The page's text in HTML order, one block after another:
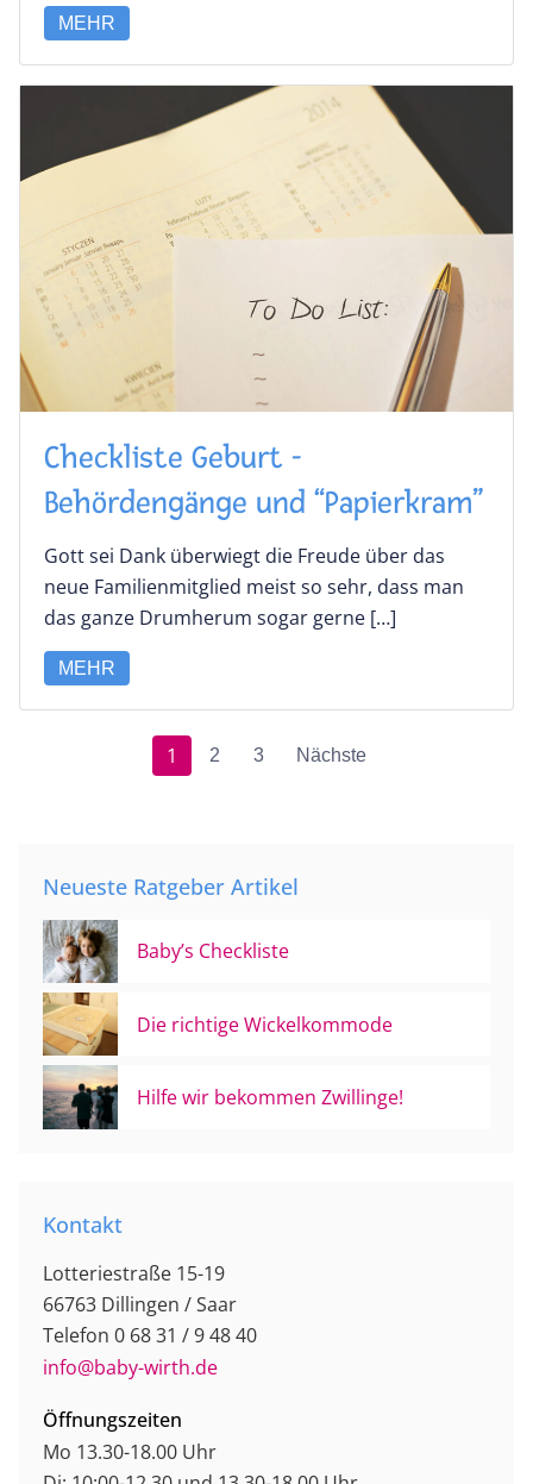
MEHR
Checkliste Geburt ­-
Behördengänge und “Papierkram”
Gott sei Dank überwiegt die Freude über das
neue Familienmitglied meist so sehr, dass man
das ganze Drumherum sogar gerne […]
MEHR
1 2 3 Nächste
Neueste Ratgeber Artikel
Baby’s Checkliste
Die richtige Wickelkommode
Hilfe wir bekommen Zwillinge!
Kontakt
Lotteriestraße 15-19
66763 Dillingen / Saar
Telefon 0 68 31 / 9 48 40
info@baby-wirth.de
Öffnungszeiten
Mo 13.30-18.00 Uhr